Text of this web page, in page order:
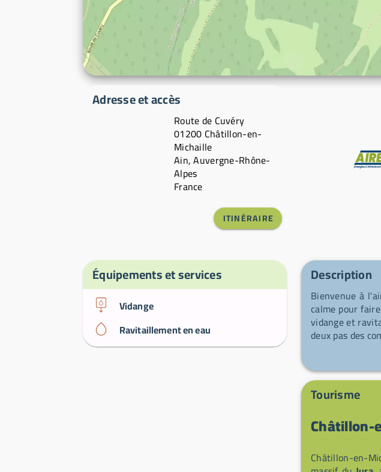
Adresse et accès
Route de Cuvéry
01200 Châtillon-en-
Michaille
Ain, Auvergne-Rhône-
Alpes
France
ITINÉRAIRE
Fabricant
Équipements et services
Vidange
Ravitaillement en eau
Description
Bienvenue à
calme pour
vidange et
deux pas des
Tourisme
Châtillon-
Châtillon-en-